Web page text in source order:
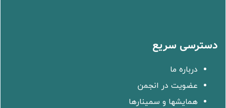
دسترسی سریع
درباره ما
عضویت در انجمن
همایشها و سمینارها